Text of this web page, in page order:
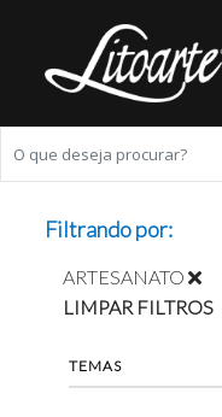
Filtrando por:
ARTESANATO
LIMPAR FILTROS
TEMAS